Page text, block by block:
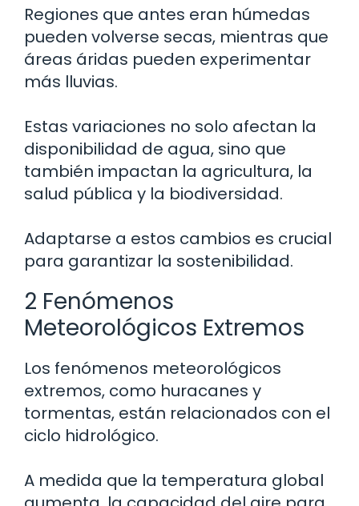
Regiones que antes eran húmedas
pueden volverse secas, mientras que
áreas áridas pueden experimentar
más lluvias.
Estas variaciones no solo afectan la
disponibilidad de agua, sino que
también impactan la agricultura, la
salud pública y la biodiversidad.
Adaptarse a estos cambios es crucial
para garantizar la sostenibilidad.
2 Fenómenos
Meteorológicos Extremos
Los fenómenos meteorológicos
extremos, como huracanes y
tormentas, están relacionados con el
ciclo hidrológico.
A medida que la temperatura global